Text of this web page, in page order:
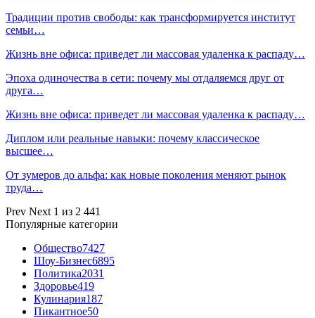
Традиции против свободы: как трансформируется институт
семьи…
Жизнь вне офиса: приведет ли массовая удаленка к распаду…
Эпоха одиночества в сети: почему мы отдаляемся друг от
друга…
Жизнь вне офиса: приведет ли массовая удаленка к распаду…
Диплом или реальные навыки: почему классическое
высшее…
От зумеров до альфа: как новые поколения меняют рынок
труда…
Prev Next 1 из 2 441
Популярные категории
Общество7427
Шоу-Бизнес6895
Политика2031
Здоровье419
Кулинария187
Пикантное50